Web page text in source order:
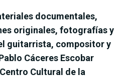
documentales,
originales, fotografías y
guitarrista, compositor y
Cáceres Escobar
Centro Cultural de la